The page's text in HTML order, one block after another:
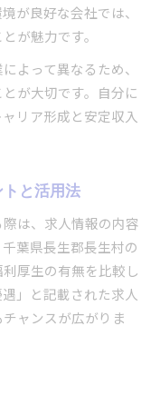
が良好な会社では、
が魅力です。
よって異なるため、
が大切です。自分に
リア形成と安定収入
と活用法
は、求人情報の内容
葉県長生郡長生村の
厚生の有無を比較し
」と記載された求人
ャンスが広がりま